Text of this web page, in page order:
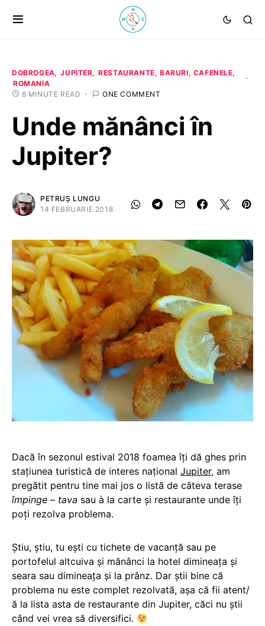
DOBROGEA JUPITER
RESTAURANTE, BARURI, CAFENELE
ROMANIA
8 MINUTE READ
ONE COMMENT
Unde mănânci în
Jupiter?
PETRUȘ LUNGU
14 FEBRUARIE 2018
Dacă în sezonul estival 2018 foamea îți dă ghes prin
stațiunea turistică de interes național Jupiter, am
pregătit pentru tine mai jos o listă de câteva terase
împinge – tava sau à la carte și restaurante unde îți
poți rezolva problema.
Știu, știu, tu ești cu tichete de vacanță sau pe
portofelul altcuiva și mănânci la hotel dimineața și
seara sau dimineața și la prânz. Dar știi bine că
problema nu este complet rezolvată, așa că fii atent/
ă la lista asta de restaurante din Jupiter, căci nu știi
când vei vrea să diversifici.